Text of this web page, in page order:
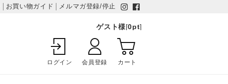
お買い物ガイド メルマガ登録/停止
ゲスト様[0pt]
ログイン 会員登録 カート